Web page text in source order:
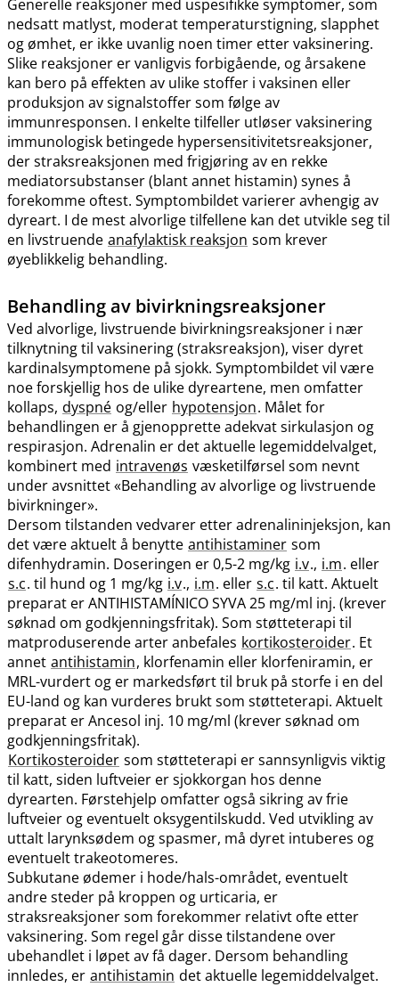
Generelle reaksjoner med uspesifikke symptomer, som
nedsatt matlyst, moderat temperaturstigning, slapphet
og ømhet, er ikke uvanlig noen timer etter vaksinering.
Slike reaksjoner er vanligvis forbigående, og årsakene
kan bero på effekten av ulike stoffer i vaksinen eller
produksjon av signalstoffer som følge av
immunresponsen. I enkelte tilfeller utløser vaksinering
immunologisk betingede hypersensitivitetsreaksjoner,
der straksreaksjonen med frigjøring av en rekke
mediatorsubstanser (blant annet histamin) synes å
forekomme oftest. Symptombildet varierer avhengig av
dyreart. I de mest alvorlige tilfellene kan det utvikle seg til
en livstruende anafylaktisk reaksjon som krever
øyeblikkelig behandling.
Behandling av bivirkningsreaksjoner
Ved alvorlige, livstruende bivirkningsreaksjoner i nær
tilknytning til vaksinering (straksreaksjon), viser dyret
kardinalsymptomene på sjokk. Symptombildet vil være
noe forskjellig hos de ulike dyreartene, men omfatter
kollaps, dyspné og​/​eller hypotensjon. Målet for
behandlingen er å gjenopprette adekvat sirkulasjon og
respirasjon. Adrenalin er det aktuelle legemiddelvalget,
kombinert med intravenøs væsketilførsel som nevnt
under avsnittet «Behandling av alvorlige og livstruende
bivirkninger».
Dersom tilstanden vedvarer etter adrenalininjeksjon, kan
det være aktuelt å benytte antihistaminer som
difenhydramin. Doseringen er 0,5-2 mg/kg i.v., i.m. eller
s.c. til hund og 1 mg/kg i.v., i.m. eller s.c. til katt. Aktuelt
preparat er ANTIHISTAMÍNICO SYVA 25 mg/ml inj. (krever
søknad om godkjenningsfritak). Som støtteterapi til
matproduserende arter anbefales kortikosteroider. Et
annet antihistamin, klorfenamin eller klorfeniramin, er
MRL-vurdert og er markedsført til bruk på storfe i en del
EU-land og kan vurderes brukt som støtteterapi. Aktuelt
preparat er Ancesol inj. 10 mg/ml (krever søknad om
godkjenningsfritak).
Kortikosteroider som støtteterapi er sannsynligvis viktig
til katt, siden luftveier er sjokkorgan hos denne
dyrearten. Førstehjelp omfatter også sikring av frie
luftveier og eventuelt oksygentilskudd. Ved utvikling av
uttalt larynksødem og spasmer, må dyret intuberes og
eventuelt trakeotomeres.
Subkutane ødemer i hode​/​hals-området, eventuelt
andre steder på kroppen og urticaria, er
straksreaksjoner som forekommer relativt ofte etter
vaksinering. Som regel går disse tilstandene over
ubehandlet i løpet av få dager. Dersom behandling
innledes, er antihistamin det aktuelle legemiddelvalget.